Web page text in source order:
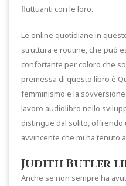
fluttuanti con le loro.
Le online quotidiane in
struttura e routine, che può
confortante per coloro che
premessa di questo libro è
femminismo e la
lavoro audiolibro nello
distingue dal solito, offrendo
avvincente che mi ha tenuto
Judith Butler
Anche se non sempre ha